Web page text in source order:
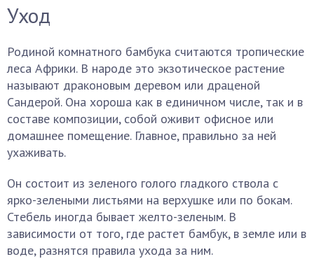
Уход
Родиной комнатного бамбука считаются тропические
леса Африки. В народе это экзотическое растение
называют драконовым деревом или драценой
Сандерой. Она хороша как в единичном числе, так и в
составе композиции, собой оживит офисное или
домашнее помещение. Главное, правильно за ней
ухаживать.
Он состоит из зеленого голого гладкого ствола с
ярко-зелеными листьями на верхушке или по бокам.
Стебель иногда бывает желто-зеленым. В
зависимости от того, где растет бамбук, в земле или в
воде, разнятся правила ухода за ним.